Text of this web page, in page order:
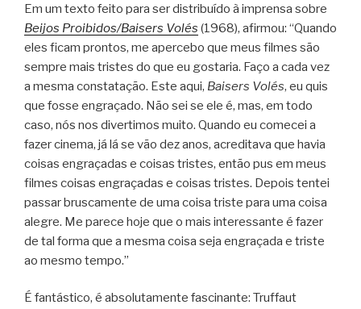
Em um texto feito para ser distribuído à imprensa sobre
Beijos Proibidos/Baisers Volés (1968), afirmou: “Quando
eles ficam prontos, me apercebo que meus filmes são
sempre mais tristes do que eu gostaria. Faço a cada vez
a mesma constatação. Este aqui, Baisers Volés, eu quis
que fosse engraçado. Não sei se ele é, mas, em todo
caso, nós nos divertimos muito. Quando eu comecei a
fazer cinema, já lá se vão dez anos, acreditava que havia
coisas engraçadas e coisas tristes, então pus em meus
filmes coisas engraçadas e coisas tristes. Depois tentei
passar bruscamente de uma coisa triste para uma coisa
alegre. Me parece hoje que o mais interessante é fazer
de tal forma que a mesma coisa seja engraçada e triste
ao mesmo tempo.”
É fantástico, é absolutamente fascinante: Truffaut